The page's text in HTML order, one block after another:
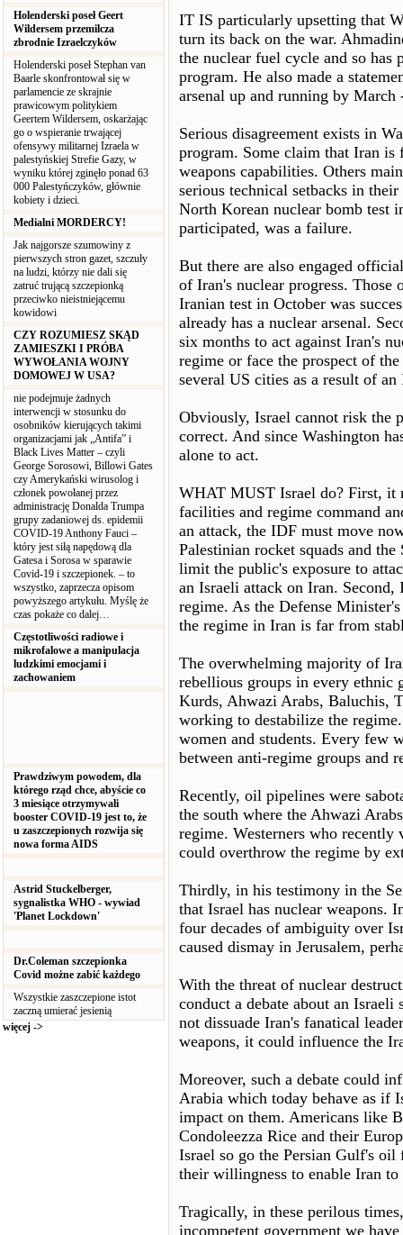
Holenderski poseł Geert
Wildersem przemilcza
zbrodnie Izraelczyków
Holenderski poseł Stephan van
Baarle skonfrontował się w
parlamencie ze skrajnie
prawicowym politykiem
Geertem Wildersem, oskarżając
go o wspieranie trwającej
ofensywy militarnej Izraela w
palestyńskiej Strefie Gazy, w
wyniku której zginęło ponad 63
000 Palestyńczyków, głównie
kobiety i dzieci.
Medialni MORDERCY!
Jak najgorsze szumowiny z
pierwszych stron gazet, szczuły
na ludzi, którzy nie dali się
zatruć trującą szczepionką
przeciwko nieistniejącemu
kowidowi
CZY ROZUMIESZ SKĄD
ZAMIESZKI I PRÓBA
WYWOŁANIA WOJNY
DOMOWEJ W USA?
nie podejmuje żadnych
interwencji w stosunku do
osobników kierujących takimi
organizacjami jak „Antifa” i
Black Lives Matter – czyli
George Sorosowi, Billowi Gates
czy Amerykański wirusolog i
członek powołanej przez
administrację Donalda Trumpa
grupy zadaniowej ds. epidemii
COVID-19 Anthony Fauci –
który jest siłą napędową dla
Gatesa i Sorosa w sparawie
Covid-19 i szczepionek. – to
wszystko, zaprzecza opisom
powyższego artykułu. Myślę że
czas pokaże co dalej…
Częstotliwości radiowe i
mikrofalowe a manipulacja
ludzkimi emocjami i
zachowaniem
Prawdziwym powodem, dla
którego rząd chce, abyście co
3 miesiące otrzymywali
booster COVID-19 jest to, że
u zaszczepionych rozwija się
nowa forma AIDS
Astrid Stuckelberger,
sygnalistka WHO - wywiad
'Planet Lockdown'
Dr.Coleman szczepionka
Covid możne zabić każdego
Wszystkie zaszczepione istot
zaczną umierać jesienią
więcej ->
IT IS particularly upsetting that
turn its back on the war.
the nuclear fuel cycle and so has
program. He also made a
arsenal up and running by
Serious disagreement exists in
program. Some claim that Iran
weapons capabilities. Others
serious technical setbacks in
North Korean nuclear bomb test
participated, was a failure.
But there are also engaged
of Iran's nuclear progress.
Iranian test in October was
already has a nuclear arsenal.
six months to act against Iran's
regime or face the prospect of
several US cities as a result of
Obviously, Israel cannot risk the
correct. And since Washington
alone to act.
WHAT MUST Israel do? First, it
facilities and regime command
an attack, the IDF must move
Palestinian rocket squads and
limit the public's exposure to
an Israeli attack on Iran.
regime. As the Defense
the regime in Iran is far from
The overwhelming majority of
rebellious groups in every ethnic
Kurds, Ahwazi Arabs, Baluchis,
working to destabilize the
women and students. Every few
between anti-regime groups and
Recently, oil pipelines were
the south where the Ahwazi
regime. Westerners who
could overthrow the regime by
Thirdly, in his testimony in the
that Israel has nuclear weapons.
four decades of ambiguity over
caused dismay in Jerusalem,
With the threat of nuclear
conduct a debate about an
not dissuade Iran's fanatical
weapons, it could influence the
Moreover, such a debate could
Arabia which today behave as if
impact on them. Americans like
Condoleezza Rice and their
Israel so go the Persian Gulf's
their willingness to enable Iran
Tragically, in these perilous
incompetent government we